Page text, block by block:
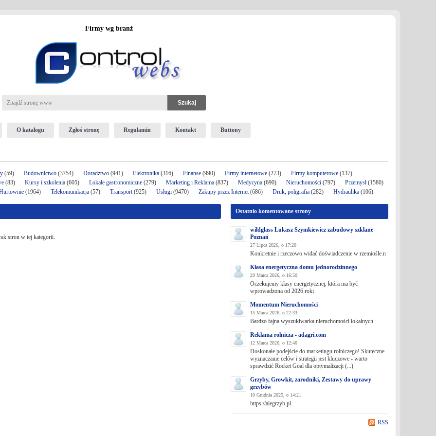
Firmy wg branż
O katalogu Zgłoś stronę Regulamin Kontakt Buttony
(59) Budownictwo (3754) Doradztwo (941) Elektronika (316) Finanse (990) Firmy internetowe (273) Firmy komputerowe (137)
(83) Kursy i szkolenia (605) Lokale gastronomiczne (279) Marketing i Reklama (837) Medycyna (690) Nieruchomości (797) Przemysł(1580)
(1964) Telekomunikacja (57) Transport(925) Usługi (9470) Zakupy przez Internet(686) Druk, poligrafia (282) Hydraulika (106)
stron w tej kategorii.
Ostatnio komentowane strony
wildglass Łukasz Szymkiewicz zabudowy szklane
Poznań
27 Lipca 2026, o 17:20
Konkretnie i rzeczowo widać doświadczenie w rzemiośle.n
Klasa energetyczna domu jednorodzinnego
29 Marca 2026, o 16:50
Oczekujemy klasy energetycznej, która ma być
wprowadzona od 2026 roki
Momentum Nieruchomości
15 Marca 2026, o 22:33
Bardzo fajna wyszukiwarka nieruchomości lokalnych
Reklama rolnicza - adagri.com
12 Marca 2026, o 12:40
Doskonałe podejście do marketingu rolniczego! Skuteczne
wyznaczanie celów i strategii jest kluczowe - warto
sprawdzić Rocket Goal dla optymalizacji (...)
Grzyby, Growkit, zarodniki, Zestawy do uprawy
grzybów
10 Grudnia 2025, o 14:21
https://alegrzyb.pl
RSS